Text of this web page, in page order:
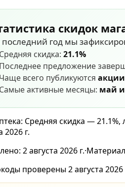
скидок
последний год мы
Средняя скидка: 21.1%
Последнее предложение
Чаще всего публикуются акции
Самые активные месяцы: май и
Средняя скидка —
2026 г.
2 августа 2026 г.·
проверены 2 августа 2026